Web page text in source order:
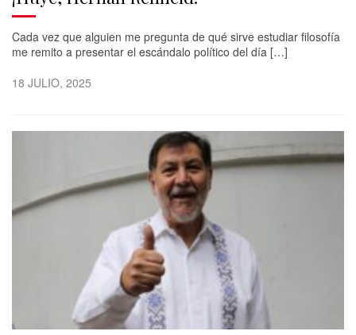
Cada vez que alguien me pregunta de qué sirve estudiar filosofía
me remito a presentar el escándalo político del día […]
18 JULIO, 2025